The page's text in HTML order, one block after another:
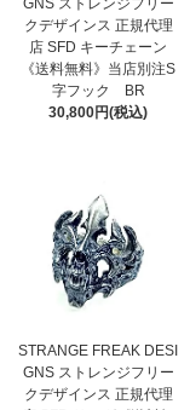
GNS ストレンジフリー
クデザインス 正規代理
店 SFD キーチェーン
《送料無料》当店別注S
字フック BR
30,800円(税込)
STRANGE FREAK DESI
GNS ストレンジフリー
クデザインス 正規代理